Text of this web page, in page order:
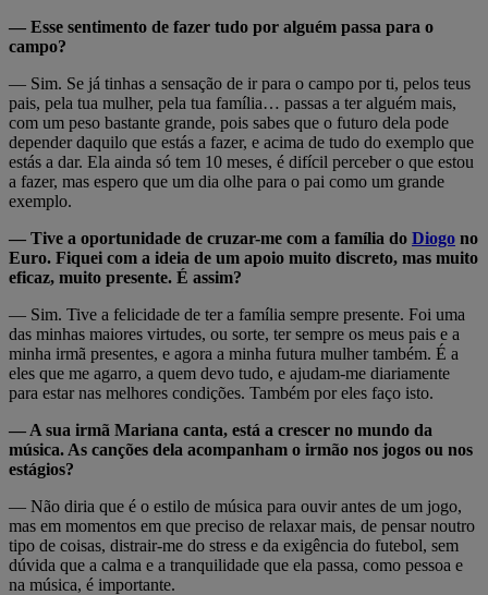
— Esse sentimento de fazer tudo por alguém passa para o
campo?
— Sim. Se já tinhas a sensação de ir para o campo por ti, pelos teus
pais, pela tua mulher, pela tua família… passas a ter alguém mais,
com um peso bastante grande, pois sabes que o futuro dela pode
depender daquilo que estás a fazer, e acima de tudo do exemplo que
estás a dar. Ela ainda só tem 10 meses, é difícil perceber o que estou
a fazer, mas espero que um dia olhe para o pai como um grande
exemplo.
— Tive a oportunidade de cruzar-me com a família do Diogo no
Euro. Fiquei com a ideia de um apoio muito discreto, mas muito
eficaz, muito presente. É assim?
— Sim. Tive a felicidade de ter a família sempre presente. Foi uma
das minhas maiores virtudes, ou sorte, ter sempre os meus pais e a
minha irmã presentes, e agora a minha futura mulher também. É a
eles que me agarro, a quem devo tudo, e ajudam-me diariamente
para estar nas melhores condições. Também por eles faço isto.
— A sua irmã Mariana canta, está a crescer no mundo da
música. As canções dela acompanham o irmão nos jogos ou nos
estágios?
— Não diria que é o estilo de música para ouvir antes de um jogo,
mas em momentos em que preciso de relaxar mais, de pensar noutro
tipo de coisas, distrair-me do stress e da exigência do futebol, sem
dúvida que a calma e a tranquilidade que ela passa, como pessoa e
na música, é importante.